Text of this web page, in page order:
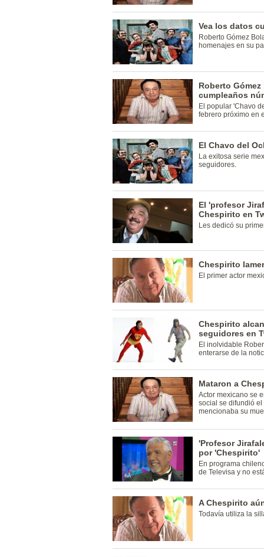
Vea los datos
Roberto Gómez
homenajes en su
Roberto
cumpleaños
El popular 'Chavo
febrero próximo en
El Chavo del
La exitosa serie
seguidores.
El 'profesor
Chespirito en
Les dedicó su
Chespirito
El primer actor
Chespirito
seguidores en
El inolvidable
enterarse de la
Mataron a
Actor mexicano se
social se difundió
mencionaba su
'Profesor
por 'Chespirito'
En programa
de Televisa y no
A Chespirito
Todavía utiliza la